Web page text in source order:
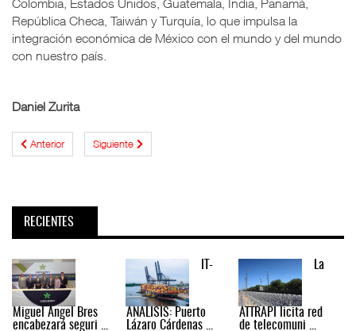
Colombia, Estados Unidos, Guatemala, India, Panamá,
República Checa, Taiwán y Turquía, lo que impulsa la
integración económica de México con el mundo y del mundo
con nuestro país.
Daniel Zurita
Anterior Siguiente
RECIENTES
Miguel Ángel Bres
encabezará seguri ...
IT-
ANÁLISIS: Puerto
Lázaro Cárdenas ...
La
ATTRAPI licita red
de telecomuni ...